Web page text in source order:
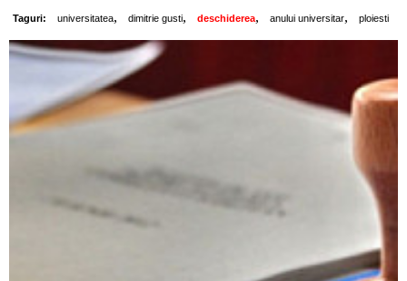
Taguri: universitatea, dimitrie gusti, deschiderea, anului universitar, ploiesti